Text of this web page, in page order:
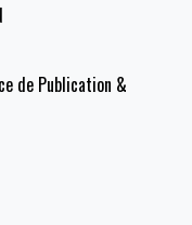
de Publication &